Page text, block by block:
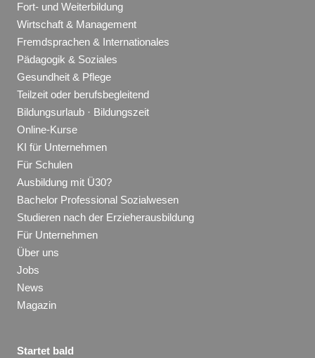
Fort- und Weiterbildung
Wirtschaft & Management
Fremdsprachen & Internationales
Pädagogik & Soziales
Gesundheit & Pflege
Teilzeit oder berufsbegleitend
Bildungsurlaub · Bildungszeit
Online-Kurse
KI für Unternehmen
Für Schulen
Ausbildung mit Ü30?
Bachelor Professional Sozialwesen
Studieren nach der Erzieherausbildung
Für Unternehmen
Über uns
Jobs
News
Magazin
Startet bald